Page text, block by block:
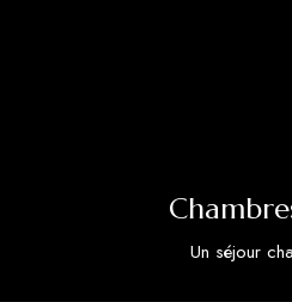
Un séjour